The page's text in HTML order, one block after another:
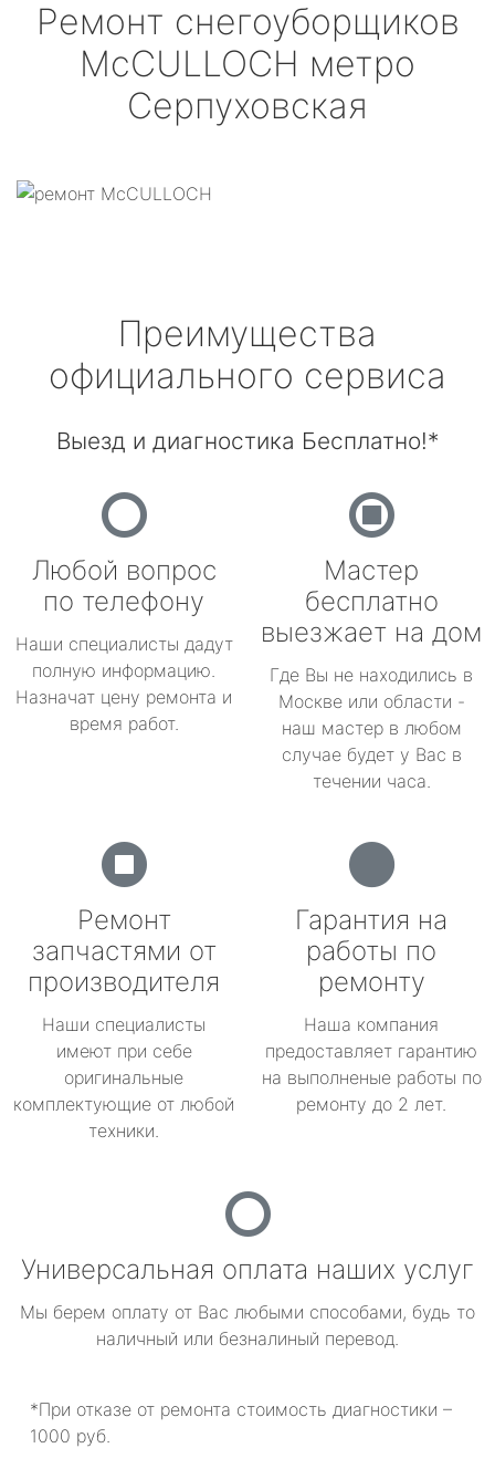
Ремонт снегоуборщиков
McCULLOCH метро
Серпуховская
Преимущества
официального сервиса
Выезд и диагностика Бесплатно!*
Любой вопрос
по телефону
Наши специалисты дадут
полную информацию.
Назначат цену ремонта и
время работ.
Мастер
бесплатно
выезжает на дом
Где Вы не находились в
Москве или области -
наш мастер в любом
случае будет у Вас в
течении часа.
Ремонт
запчастями от
производителя
Наши специалисты
имеют при себе
оригинальные
комплектующие от любой
техники.
Гарантия на
работы по
ремонту
Наша компания
предоставляет гарантию
на выполненые работы по
ремонту до 2 лет.
Универсальная оплата наших услуг
Мы берем оплату от Вас любыми способами, будь то
наличный или безналиный перевод.
*При отказе от ремонта стоимость диагностики –
1000 руб.